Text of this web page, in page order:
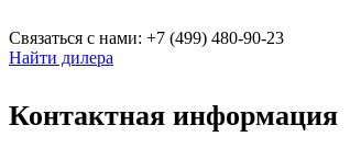
Связаться с нами: +7 (499) 480-90-23
Найти дилера
Контактная информация